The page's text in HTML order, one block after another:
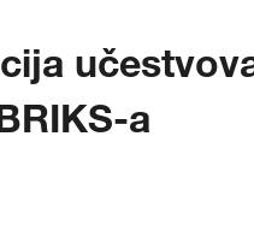
a